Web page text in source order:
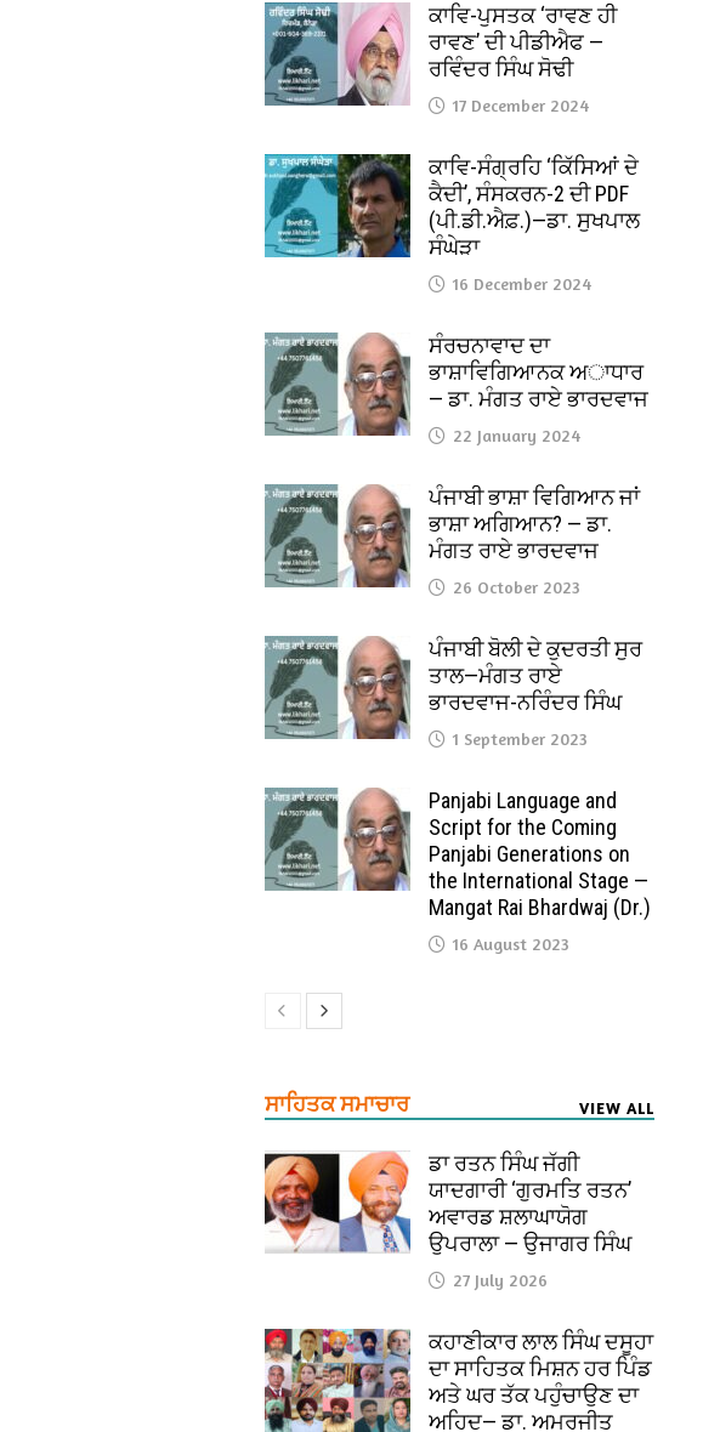
ਕਾਵਿ-ਪੁਸਤਕ ‘ਰਾਵਣ ਹੀ
ਰਾਵਣ’ ਦੀ ਪੀਡੀਐਫ —
ਰਵਿੰਦਰ ਸਿੰਘ ਸੋਢੀ
17 December 2024
ਕਾਵਿ-ਸੰਗ੍ਰਹਿ ‘ਕਿੱਸਿਆਂ ਦੇ
ਕੈਦੀ’, ਸੰਸਕਰਨ-2 ਦੀ PDF
(ਪੀ.ਡੀ.ਐਫ਼.)—ਡਾ. ਸੁਖਪਾਲ
ਸੰਘੇੜਾ
16 December 2024
ਸੰਰਚਨਾਵਾਦ ਦਾ
ਭਾਸ਼ਾਵਿਗਿਆਨਕ ਅਾਧਾਰ
— ਡਾ. ਮੰਗਤ ਰਾਏ ਭਾਰਦਵਾਜ
22 January 2024
ਪੰਜਾਬੀ ਭਾਸ਼ਾ ਵਿਗਿਆਨ ਜਾਂ
ਭਾਸ਼ਾ ਅਗਿਆਨ? — ਡਾ.
ਮੰਗਤ ਰਾਏ ਭਾਰਦਵਾਜ
26 October 2023
ਪੰਜਾਬੀ ਬੋਲੀ ਦੇ ਕੁਦਰਤੀ ਸੁਰ
ਤਾਲ—ਮੰਗਤ ਰਾਏ
ਭਾਰਦਵਾਜ-ਨਰਿੰਦਰ ਸਿੰਘ
1 September 2023
Panjabi Language and
Script for the Coming
Panjabi Generations on
the International Stage —
Mangat Rai Bhardwaj (Dr.)
16 August 2023
ਸਾਹਿਤਕ ਸਮਾਚਾਰ VIEW ALL
ਡਾ ਰਤਨ ਸਿੰਘ ਜੱਗੀ
ਯਾਦਗਾਰੀ ‘ਗੁਰਮਤਿ ਰਤਨ’
ਅਵਾਰਡ ਸ਼ਲਾਘਾਯੋਗ
ਉਪਰਾਲਾ — ਉਜਾਗਰ ਸਿੰਘ
27 July 2026
ਕਹਾਣੀਕਾਰ ਲਾਲ ਸਿੰਘ ਦਸੂਹਾ
ਦਾ ਸਾਹਿਤਕ ਮਿਸ਼ਨ ਹਰ ਪਿੰਡ
ਅਤੇ ਘਰ ਤੱਕ ਪਹੁੰਚਾਉਣ ਦਾ
ਅਹਿਦ— ਡਾ. ਅਮਰਜੀਤ